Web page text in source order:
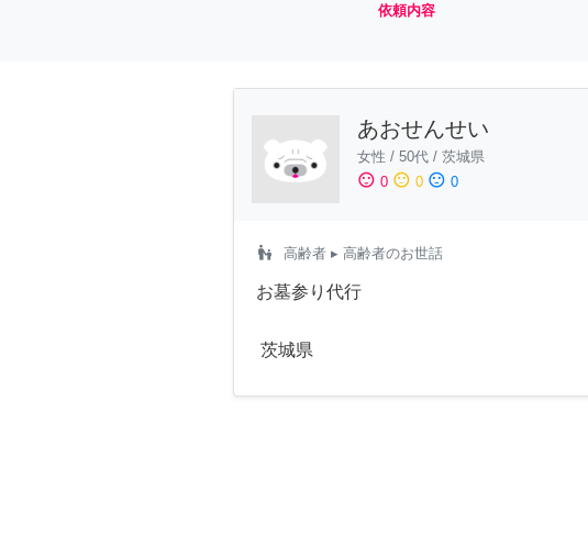
依頼内容
あおせんせい
女性 / 50代 / 茨城県
sentiment_satisfied 0 sentiment_neutral 0 sentiment_dissatisfied 0
escalator_warning 高齢者 ▸ 高齢者のお世話
お墓参り代行
茨城県